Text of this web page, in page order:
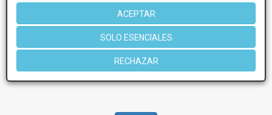
ACEPTAR
SOLO ESENCIALES
RECHAZAR
11:00 - 15:00